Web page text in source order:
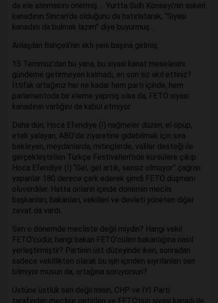
da ele alınmasını önermiş… Yurtta Sulh Konseyi’nin askeri
kanadının Sincan’da olduğunu da hatırlatarak, “Siyasi
kanadını da bulmak lazım” diye buyurmuş…
Anlaşılan Bahçeli’nin aklı yeni başına gelmiş.
15 Temmuz’dan bu yana, bu siyasi kanat meselesini
gündeme getirmeyen kalmadı, en son siz akıl ettiniz?
İttifak ortağınız her ne kadar hem parti içinde, hem
parlamentoda bir eleme yapmış olsa da, FETÖ siyasi
kanadının varlığını da kabul etmiyor.
Daha dün; Hoca Efendiye (!) nağmeler düzen, el öpüp,
etek yalayan, ABD’de ziyaretine gidebilmek için sıra
bekleyen, meydanlarda, mitinglerde, valiler desteği ile
gerçekleştirilen Türkçe Festivalleri’nde kürsülere çıkıp
Hoca Efendiye (!) “Gel, gel artık, sensiz olmuyor” çağrısı
yapanlar 180 derece çark ederek şimdi FETÖ düşmanı
oluverdiler. Hatta onların içinde dönemin meclis
başkanları, bakanları, vekilleri ve devleti yöneten diğer
zevat da vardı.
Sen o dönemde mecliste değil miydin? Hangi vekil
FETÖ’cüdür, hangi bakan FETÖ’cüleri bakanlığına nasıl
yerleştirmiştir? Partinin üst düzeyinde iken, sonradan
sadece vekillikten olarak bu işin içinden sıyrılanları sen
bilmiyor musun da, ortağına soruyorsun?
Üstüne üstlük sen değil misin, CHP ve İYİ Parti
tarafından meclise getirilen ve FETÖ’nün siyasi kanadı ile